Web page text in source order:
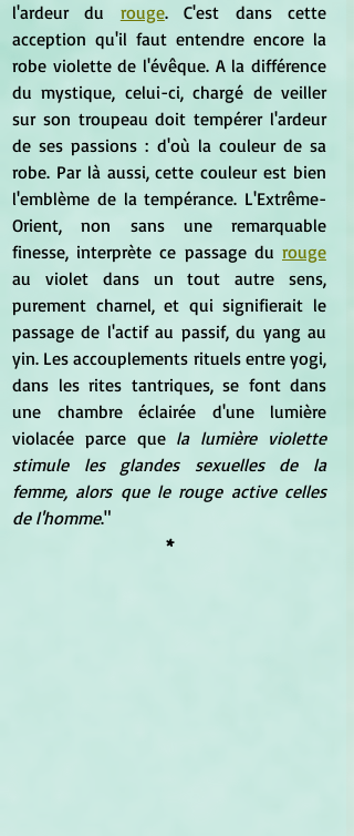
l'ardeur du rouge. C'est dans cette
acception qu'il faut entendre encore la
robe violette de l'évêque. A la différence
du mystique, celui-ci, chargé de veiller
sur son troupeau doit tempérer l'ardeur
de ses passions : d'où la couleur de sa
robe. Par là aussi, cette couleur est bien
l'emblème de la tempérance. L'Extrême-
Orient, non sans une remarquable
finesse, interprète ce passage du rouge
au violet dans un tout autre sens,
purement charnel, et qui signifierait le
passage de l'actif au passif, du yang au
yin. Les accouplements rituels entre yogi,
dans les rites tantriques, se font dans
une chambre éclairée d'une lumière
violacée parce que la lumière violette
stimule les glandes sexuelles de la
femme, alors que le rouge active celles
de l'homme."
*